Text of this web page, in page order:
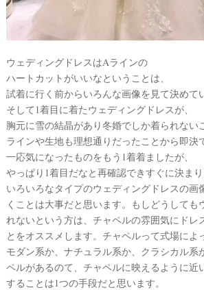
ウェディングドレスはAラインの
ハートカットがいいなということは、
試着に行く前からいろんな画像を見て決めて
そして1着目に着たウェディングドレスが、
胸元に雪の結晶があり冬婚でしか着られない
ラインや生地も理想通りだったことから即決
一応気になったものをもう1着着ましたが、
やっぱり1着目だなと再確認できすぐに決まり
いろいろなタイプのウェディングドレスの画
くことは大事だと思います。もしどうしても
れないという方は、チャペルの雰囲気にドレ
とをオススメします。チャペルって式場によ
モダン系か、ナチュラル系か、クラシカル系
ペルがあるのて、チャペルに映えるように近
することは1つの手段だと思います。